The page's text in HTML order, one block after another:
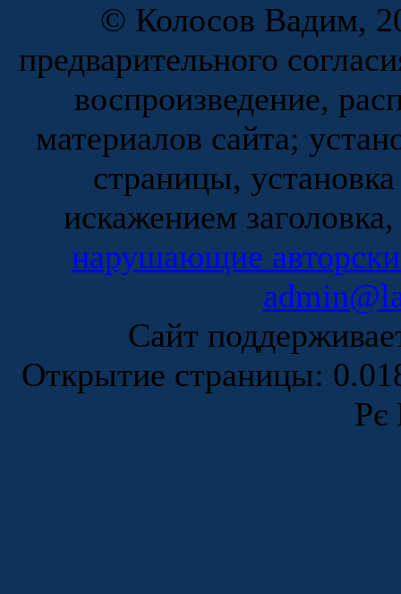
© Колосов Вадим,
предварительного
воспроизведение,
материалов сайта;
страницы,
искажением
нарушающие
Сайт
Открытие страницы:
Рє